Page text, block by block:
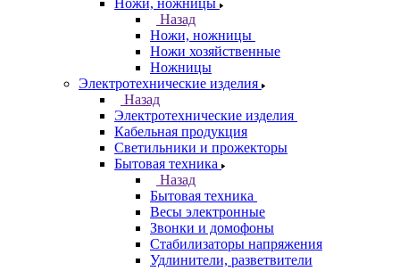
Ножи, ножницы
Назад
Ножи, ножницы
Ножи хозяйственные
Ножницы
Электротехнические изделия
Назад
Электротехнические изделия
Кабельная продукция
Светильники и прожекторы
Бытовая техника
Назад
Бытовая техника
Весы электронные
Звонки и домофоны
Стабилизаторы напряжения
Удлинители, разветвители